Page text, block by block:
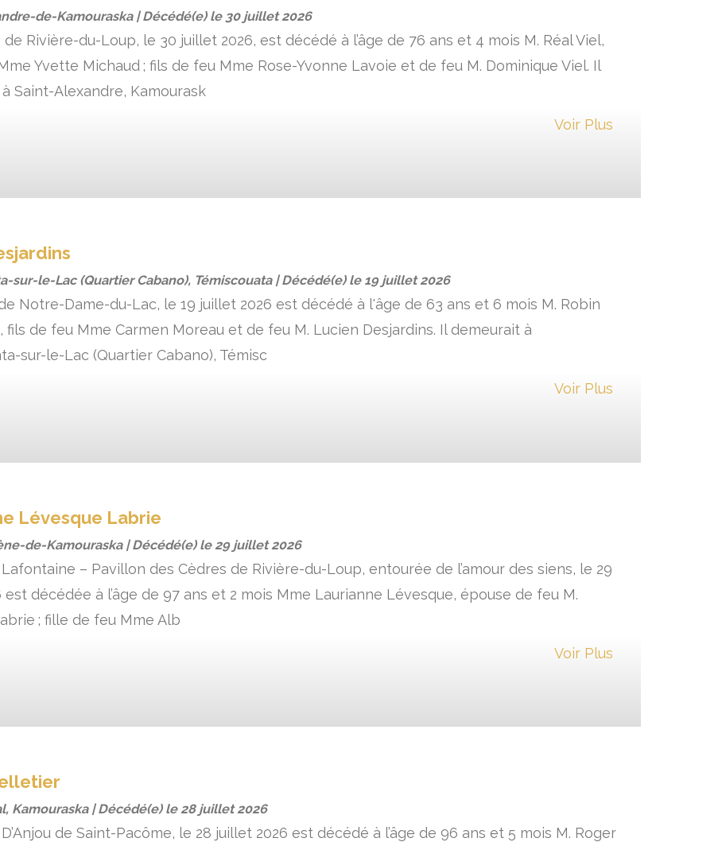
de-Kamouraska | Décédé(e) le 30 juillet 2026
de Rivière-du-Loup, le 30 juillet 2026, est décédé à l’âge de 76 ans et 4 mois M. Réal Viel,
Yvette Michaud ; fils de feu Mme Rose-Yvonne Lavoie et de feu M. Dominique Viel. Il
Saint-Alexandre, Kamourask
Voir Plus
sur-le-Lac (Quartier Cabano), Témiscouata | Décédé(e) le 19 juillet 2026
Notre-Dame-du-Lac, le 19 juillet 2026 est décédé à l'âge de 63 ans et 6 mois M. Robin
fils de feu Mme Carmen Moreau et de feu M. Lucien Desjardins. Il demeurait à
sur-le-Lac (Quartier Cabano), Témisc
Voir Plus
Lévesque Labrie
de-Kamouraska | Décédé(e) le29 juillet 2026
– Pavillon des Cèdres de Rivière-du-Loup, entourée de l’amour des siens, le 29
est décédée à l’âge de 97 ans et 2 mois Mme Laurianne Lévesque, épouse de feu M.
; fille de feu Mme Alb
Voir Plus
Kamouraska | Décédé(e) le28 juillet 2026
de Saint-Pacôme, le 28 juillet 2026 est décédé à l’âge de 96 ans et 5 mois M. Roger